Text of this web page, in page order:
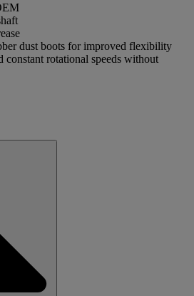
dust boots for improved flexibility
constant rotational speeds without